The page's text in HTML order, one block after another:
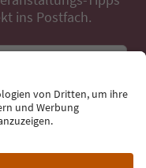
ins Postfach.